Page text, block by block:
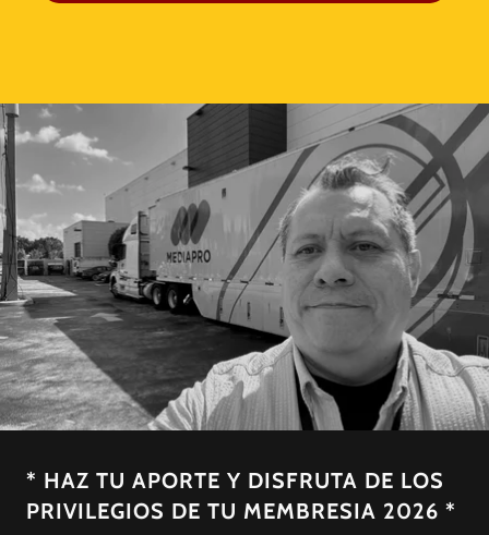
* HAZ TU APORTE Y DISFRUTA DE LOS
PRIVILEGIOS DE TU MEMBRESIA 2026 *